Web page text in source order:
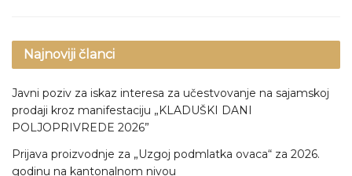
Najnoviji članci
Javni poziv za iskaz interesa za učestvovanje na sajamskoj
prodaji kroz manifestaciju „KLADUŠKI DANI
POLJOPRIVREDE 2026”
Prijava proizvodnje za „Uzgoj podmlatka ovaca“ za 2026.
godinu na kantonalnom nivou